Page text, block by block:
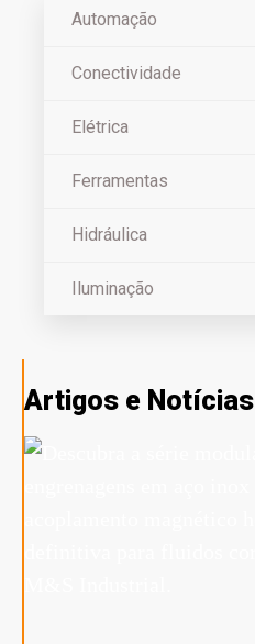
Automação
Conectividade
Elétrica
Ferramentas
Hidráulica
Iluminação
Artigos e Notícias